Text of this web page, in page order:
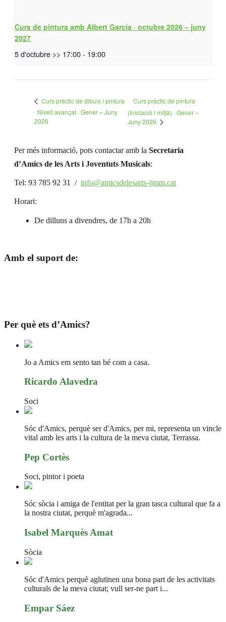
Curs de pintura amb Albert García · octubre 2026 – juny
2027
5 d'octubre >> 17:00- 19:00
Curs pràctic de dibuix i pintura
· Nivell avançat · Gener – Juny
2026
Curs pràctic de pintura
(Iniciació i mitjà) · Gener –
Juny 2026
Per més informació, pots contactar amb la Secretaria
d’Amics de les Arts i Joventuts Musicals:
Tel: 93 785 92 31 / info@amicsdelesarts-jjmm.cat
Horari:
De dilluns a divendres, de 17h a 20h
Amb el suport de:
Per què ets d’Amics?
Jo a Amics em sento tan bé com a casa.
Ricardo Alavedra
Soci
Sóc d'Amics, perquè ser d'Amics, per mi, representa un vincle
vital amb les arts i la cultura de la meva ciutat, Terrassa.
Pep Cortès
Soci, pintor i poeta
Sóc sòcia i amiga de l'entitat per la gran tasca cultural que fa a
la nostra ciutat, perquè m'agrada...
Isabel Marquès Amat
Sòcia
Sóc d'Amics perquè aglutinen una bona part de les activitats
culturals de la meva ciutat; vull ser-ne part i...
Empar Sáez